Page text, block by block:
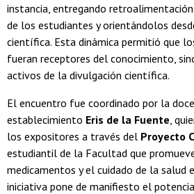
instancia, entregando
de los estudiantes y orientándolos
científica. Esta dinámica permitió que
fueran receptores del conocimiento,
activos de la divulgación científica.
El encuentro fue coordinado por la
establecimiento Eris de la Fuente ,
los expositores a través del Proyecto
estudiantil de la Facultad que
medicamentos y el cuidado de la salud
iniciativa pone de manifiesto el